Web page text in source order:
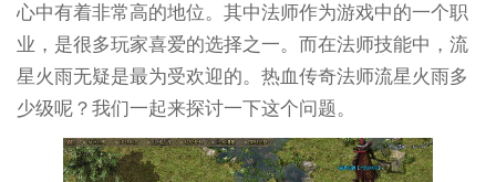
心中有着非常高的地位。其中法师作为游戏中的一个职
业，是很多玩家喜爱的选择之一。而在法师技能中，流
星火雨无疑是最为受欢迎的。热血传奇法师流星火雨多
少级呢？我们一起来探讨一下这个问题。